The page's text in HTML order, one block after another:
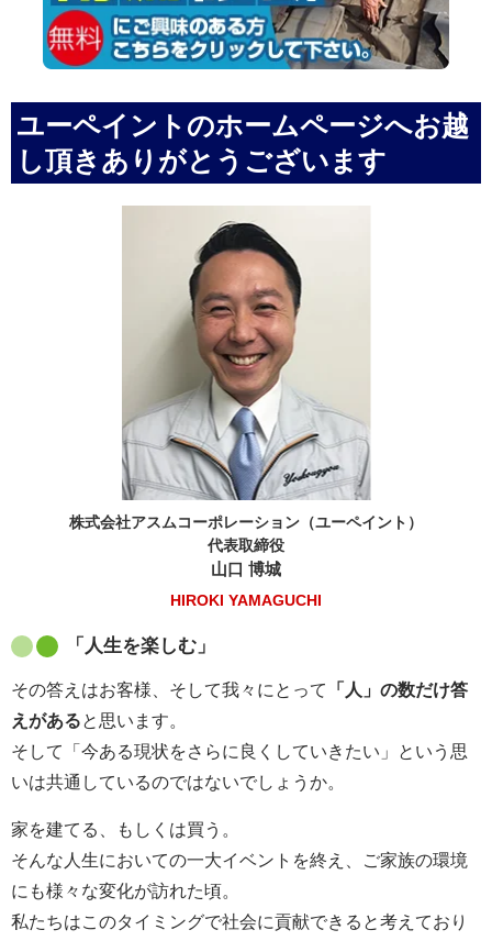
ユーペイントのホームページへお越
し頂きありがとうございます
株式会社アスムコーポレーション（ユーペイント）
代表取締役
山口 博城
HIROKI YAMAGUCHI
「人生を楽しむ」
その答えはお客様、そして我々にとって
「人」の数だけ答
えがあると思います。
そして「今ある現状をさらに良くしていきたい」という思
いは共通しているのではないでしょうか。
家を建てる、もしくは買う。
そんな人生においての一大イベントを終え、ご家族の環境
にも様々な変化が訪れた頃。
私たちはこのタイミングで社会に貢献できると考えており